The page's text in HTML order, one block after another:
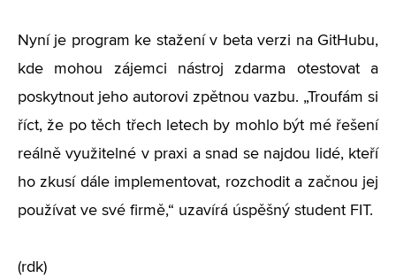
Nyní je program ke stažení v beta verzi na GitHubu,
kde mohou zájemci nástroj zdarma otestovat a
poskytnout jeho autorovi zpětnou vazbu. „Troufám si
říct, že po těch třech letech by mohlo být mé řešení
reálně využitelné v praxi a snad se najdou lidé, kteří
ho zkusí dále implementovat, rozchodit a začnou jej
používat ve své firmě,“ uzavírá úspěšný student FIT.
(rdk)